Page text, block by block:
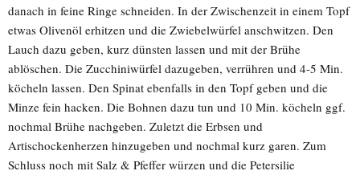
danach in feine Ringe schneiden. In der Zwischenzeit in einem Topf
etwas Olivenöl erhitzen und die Zwiebelwürfel anschwitzen. Den
Lauch dazu geben, kurz dünsten lassen und mit der Brühe
ablöschen. Die Zucchiniwürfel dazugeben, verrühren und 4-5 Min.
köcheln lassen. Den Spinat ebenfalls in den Topf geben und die
Minze fein hacken. Die Bohnen dazu tun und 10 Min. köcheln ggf.
nochmal Brühe nachgeben. Zuletzt die Erbsen und
Artischockenherzen hinzugeben und nochmal kurz garen. Zum
Schluss noch mit Salz & Pfeffer würzen und die Petersilie